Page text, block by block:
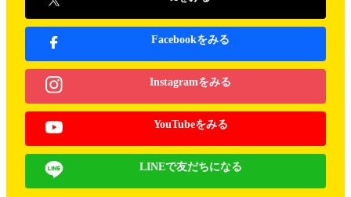
Facebookをみる
Instagramをみる
YouTubeをみる
LINEで友だちになる